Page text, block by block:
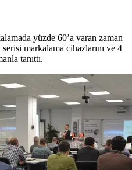
yüzde 60’a varan zaman
markalama cihazlarını ve 4
tanıttı.